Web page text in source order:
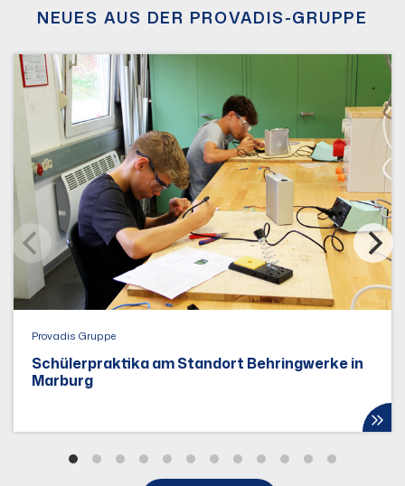
NEUES AUS DER PROVADIS-GRUPPE
Provadis Gruppe
Schülerpraktika am Standort Behringwerke in
Marburg